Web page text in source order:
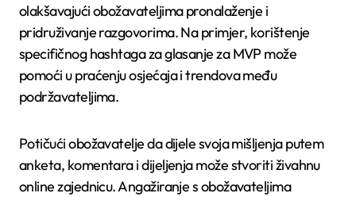
olakšavajući obožavateljima pronalaženje i
pridruživanje razgovorima. Na primjer, korištenje
specifičnog hashtaga za glasanje za MVP može
pomoći u praćenju osjećaja i trendova među
podržavateljima.
Potičući obožavatelje da dijele svoja mišljenja putem
anketa, komentara i dijeljenja može stvoriti živahnu
online zajednicu. Angažiranje s obožavateljima